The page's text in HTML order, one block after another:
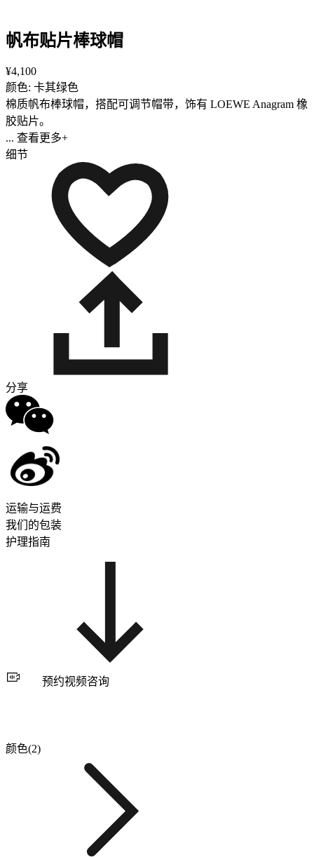
帆布贴片棒球帽
¥4,100
颜色: 卡其绿色
棉质帆布棒球帽，搭配可调节帽带，饰有 LOEWE Anagram 橡
胶贴片。
... 查看更多+
细节
分享
运输与运费
我们的包装
护理指南
预约视频咨询
颜色(2)